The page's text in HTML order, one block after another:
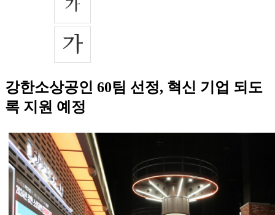
강한소상공인 60팀 선정, 혁신 기업 되도
록 지원 예정